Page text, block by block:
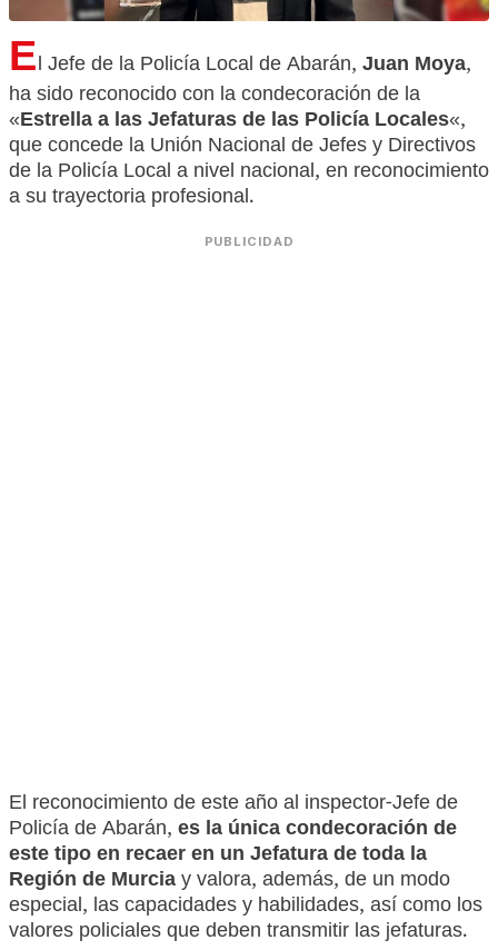
El Jefe de la Policía Local de Abarán, Juan Moya,
ha sido reconocido con la condecoración de la
«Estrella a las Jefaturas de las Policía Locales«,
que concede la Unión Nacional de Jefes y Directivos
de la Policía Local a nivel nacional, en reconocimiento
a su trayectoria profesional.
PUBLICIDAD
El reconocimiento de este año al inspector-Jefe de
Policía de Abarán, es la única condecoración de
este tipo en recaer en un Jefatura de toda la
Región de Murciay valora, además, de un modo
especial, las capacidades y habilidades, así como los
valores policiales que deben transmitir las jefaturas.